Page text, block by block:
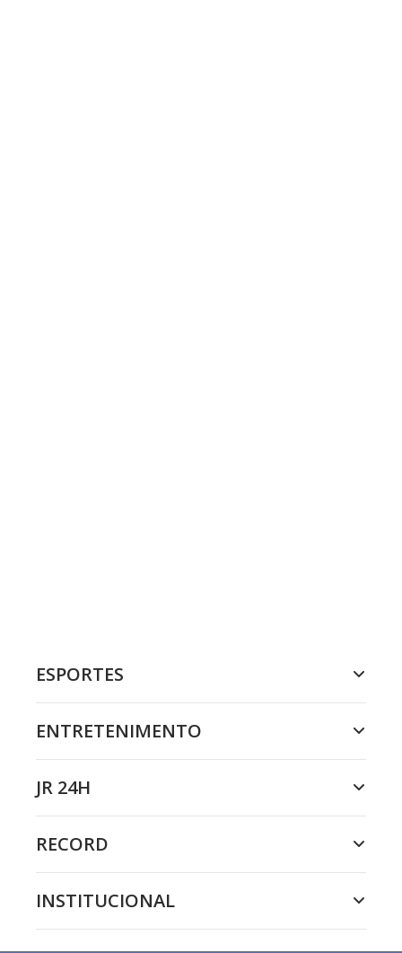
ESPORTES
ENTRETENIMENTO
JR 24H
RECORD
INSTITUCIONAL